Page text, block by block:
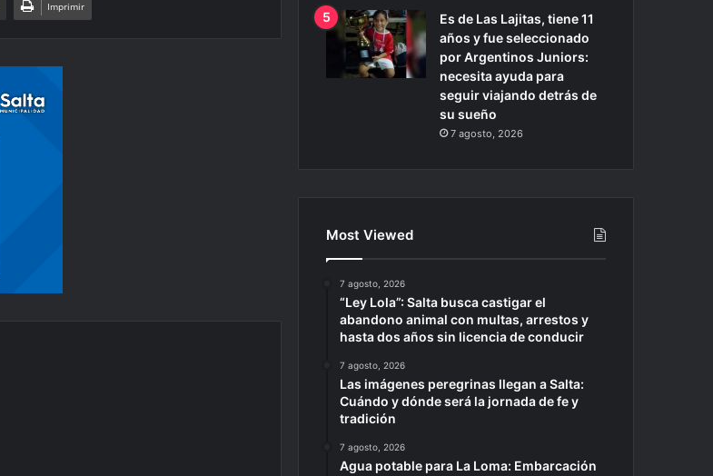
Imprimir
Es de Las Lajitas, tiene 11
años y fue seleccionado
por Argentinos Juniors:
necesita ayuda para
seguir viajando detrás de
su sueño
7 agosto, 2026
Most Viewed
7 agosto, 2026
“Ley Lola”: Salta busca castigar el
abandono animal con multas, arrestos y
hasta dos años sin licencia de conducir
7 agosto, 2026
Las imágenes peregrinas llegan a Salta:
Cuándo y dónde será la jornada de fe y
tradición
7 agosto, 2026
Agua potable para La Loma: Embarcación